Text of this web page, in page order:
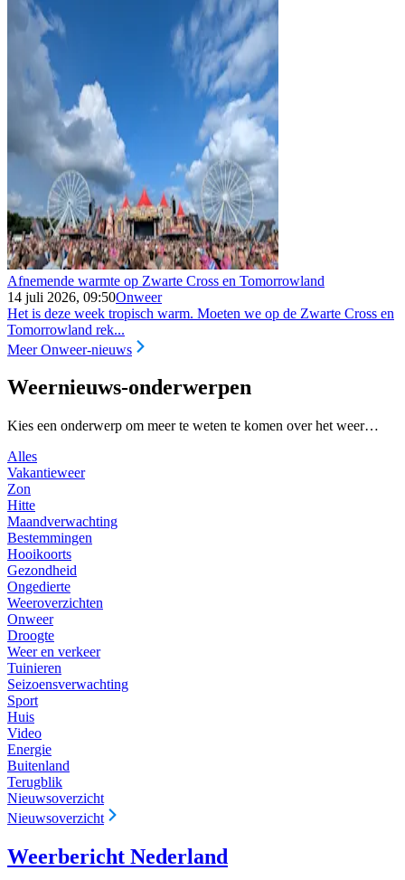
Afnemende warmte op Zwarte Cross en Tomorrowland
14 juli 2026, 09:50Onweer
Het is deze week tropisch warm. Moeten we op de Zwarte Cross en
Tomorrowland rek...
Meer Onweer-nieuws
Weernieuws-onderwerpen
Kies een onderwerp om meer te weten te komen over het weer…
Alles
Vakantieweer
Zon
Hitte
Maandverwachting
Bestemmingen
Hooikoorts
Gezondheid
Ongedierte
Weeroverzichten
Onweer
Droogte
Weer en verkeer
Tuinieren
Seizoensverwachting
Sport
Huis
Video
Energie
Buitenland
Terugblik
Nieuwsoverzicht
Nieuwsoverzicht
Weerbericht Nederland